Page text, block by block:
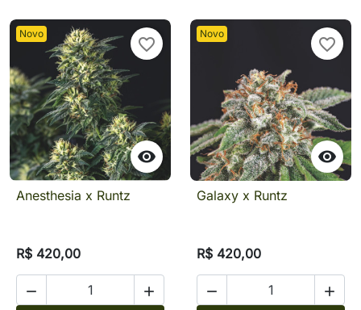
Novo

favorite_border
Anesthesia x Runtz
R$ 420,00
 
Novo

favorite_border
Galaxy x Runtz
R$ 420,00
 